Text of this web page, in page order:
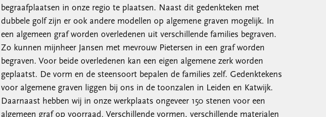
begraafplaatsen in onze regio te plaatsen. Naast dit gedenkteken met
dubbele golf zijn er ook andere modellen op algemene graven mogelijk. In
een algemeen graf worden overledenen uit verschillende families begraven.
Zo kunnen mijnheer Jansen met mevrouw Pietersen in een graf worden
begraven. Voor beide overledenen kan een eigen algemene zerk worden
geplaatst. De vorm en de steensoort bepalen de families zelf. Gedenktekens
voor algemene graven liggen bij ons in de toonzalen in Leiden en Katwijk.
Daarnaast hebben wij in onze werkplaats ongeveer 150 stenen voor een
algemeen graf op voorraad. Verschillende vormen, verschillende materialen